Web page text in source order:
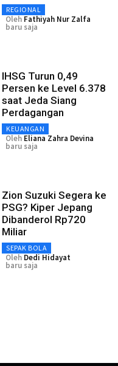
REGIONAL
Oleh Fathiyah Nur Zalfa
baru saja
IHSG Turun 0,49
Persen ke Level 6.378
saat Jeda Siang
Perdagangan
KEUANGAN
Oleh Eliana Zahra Devina
baru saja
Zion Suzuki Segera ke
PSG? Kiper Jepang
Dibanderol Rp720
Miliar
SEPAK BOLA
Oleh Dedi Hidayat
baru saja